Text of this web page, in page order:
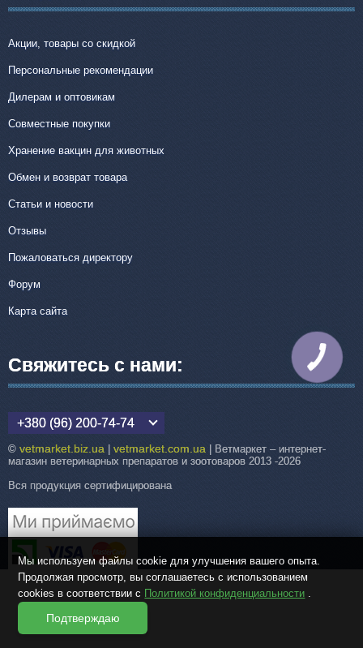
Акции, товары со скидкой
Персональные рекомендации
Дилерам и оптовикам
Совместные покупки
Хранение вакцин для животных
Обмен и возврат товара
Статьи и новости
Отзывы
Пожаловаться директору
Форум
Карта сайта
Свяжитесь с нами:
+380 (96) 200-74-74
© vetmarket.biz.ua vetmarket.com.ua | Ветмаркет – интернет-
магазин ветеринарных препаратов и зоотоваров 2013 -2026
Вся продукция сертифицирована
Мы используем файлы cookie для улучшения вашего опыта.
Продолжая просмотр, вы соглашаетесь с использованием
cookies в соответствии с Политикой конфиденциальности .
Подтверждаю
КНОПКА
СВЯЗИ